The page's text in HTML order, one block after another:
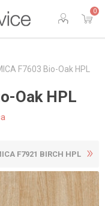
0
F7603 Bio-Oak HPL
Oak HPL
F7921 BIRCH HPL